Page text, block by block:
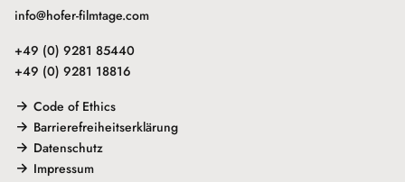
info@hofer-filmtage.com
+49 (0) 9281 85440
+49 (0) 9281 18816
Code of Ethics
Barrierefreiheitserklärung
Datenschutz
Impressum